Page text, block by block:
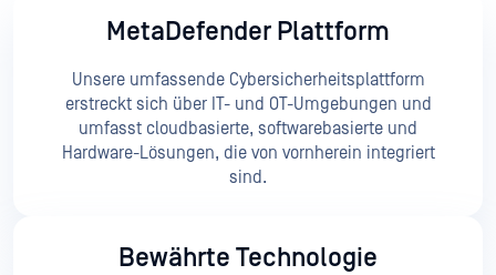
MetaDefender Plattform
Unsere umfassende Cybersicherheitsplattform
erstreckt sich über IT- und OT-Umgebungen und
umfasst cloudbasierte, softwarebasierte und
Hardware-Lösungen, die von vornherein integriert
sind.
Bewährte Technologie